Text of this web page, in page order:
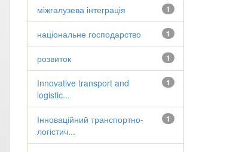
1
міжгалузева інтеграція
1
національне господарство
1
розвиток
1
Іnnovative transport and
logistic...
1
Інноваційний транспортно-
логістич...